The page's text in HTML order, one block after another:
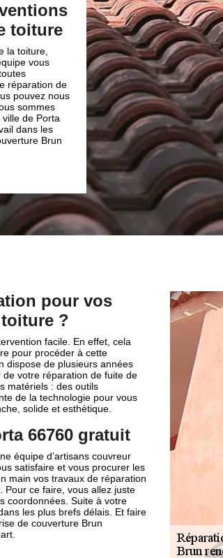
de
au
les
très délicate.
peut
les
intervention. Il
ciments ou
des
est essentiel de
pour s’en
Besoin d’un
tuile à Porta
La tuile assure la sécurité de
nécessaire d’en prendre soin
trouvant dans le 66760, vous
se nomme Brun renovation
capable de redonner
aussi la rendre plus adéquate
À l’aide de leurs outils dernier
et tous cela avec un tarif
pour vos
?
facile. En effet, cela
pour procéder à cette
dispose de plusieurs années
de votre réparation de fuite de
matériels : des outils
de la technologie pour vous
solide et esthétique.
66760 gratuit
équipe d’artisans couvreur
satisfaire et vous procurer les
main vos travaux de réparation
Pour ce faire, vous allez juste
coordonnées. Suite à votre
les plus brefs délais. Et faire
de couverture Brun